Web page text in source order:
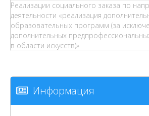
Реализации социального заказа по
деятельности «реализация
образовательных программ (за
дополнительных
в области искусств)»
Информация